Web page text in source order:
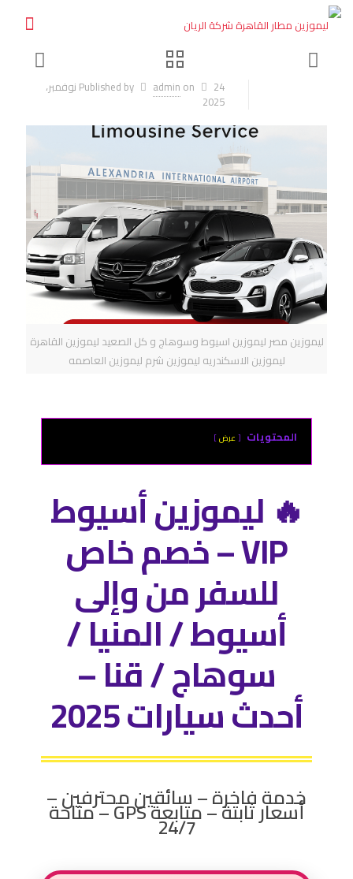
Published by admin on 24 نوفمبر،
2025
ليموزين مصر ليموزين اسيوط وسوهاج و كل الصعيد ليموزين القاهرة
ليموزين الاسكندريه ليموزين شرم ليموزين العاصمه
المحتويات عرض
🔥 ليموزين أسيوط
VIP – خصم خاص
للسفر من وإلى
أسيوط / المنيا /
سوهاج / قنا –
أحدث سيارات 2025
خدمة فاخرة – سائقين محترفين –
أسعار ثابتة – متابعة GPS – متاحة 24/7